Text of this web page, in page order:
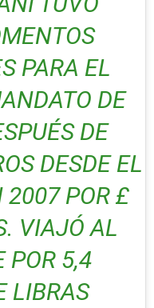
PARA EL
DE
DE
DESDE EL
2007 POR £
VIAJÓ AL
POR 5,4
LIBRAS